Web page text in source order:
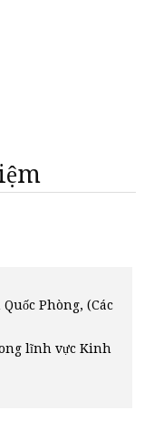
Phòng, (Các
lĩnh vực Kinh